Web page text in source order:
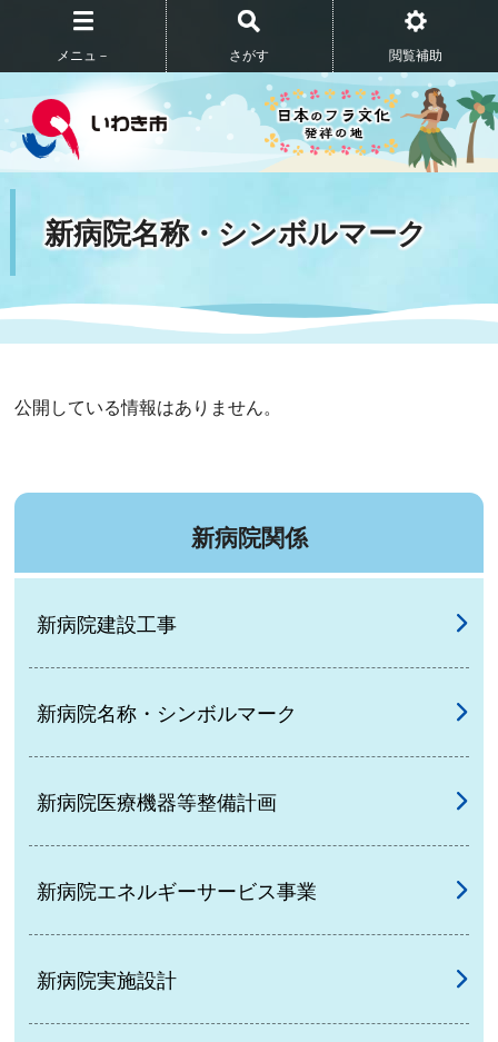
メニュ－ さがす 閲覧補助
新病院名称・シンボルマーク
公開している情報はありません。
新病院関係
新病院建設工事
新病院名称・シンボルマーク
新病院医療機器等整備計画
新病院エネルギーサービス事業
新病院実施設計